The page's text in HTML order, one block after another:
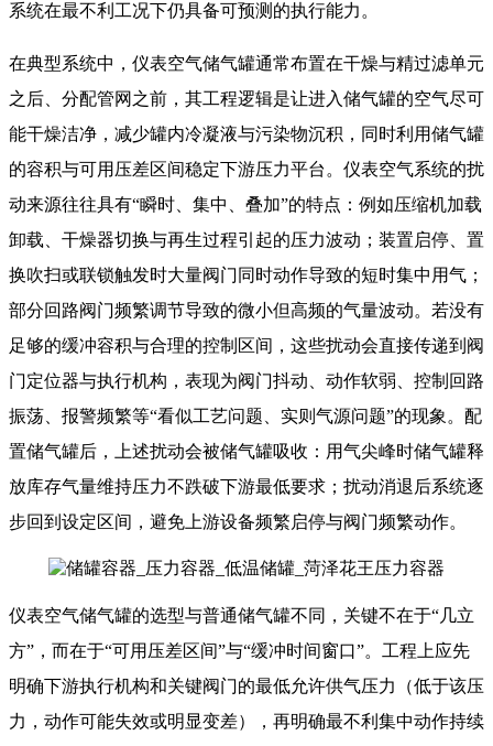
系统在最不利工况下仍具备可预测的执行能力。
在典型系统中，仪表空气储气罐通常布置在干燥与精过滤单元
之后、分配管网之前，其工程逻辑是让进入储气罐的空气尽可
能干燥洁净，减少罐内冷凝液与污染物沉积，同时利用储气罐
的容积与可用压差区间稳定下游压力平台。仪表空气系统的扰
动来源往往具有“瞬时、集中、叠加”的特点：例如压缩机加载
卸载、干燥器切换与再生过程引起的压力波动；装置启停、置
换吹扫或联锁触发时大量阀门同时动作导致的短时集中用气；
部分回路阀门频繁调节导致的微小但高频的气量波动。若没有
足够的缓冲容积与合理的控制区间，这些扰动会直接传递到阀
门定位器与执行机构，表现为阀门抖动、动作软弱、控制回路
振荡、报警频繁等“看似工艺问题、实则气源问题”的现象。配
置储气罐后，上述扰动会被储气罐吸收：用气尖峰时储气罐释
放库存气量维持压力不跌破下游最低要求；扰动消退后系统逐
步回到设定区间，避免上游设备频繁启停与阀门频繁动作。
仪表空气储气罐的选型与普通储气罐不同，关键不在于“几立
方”，而在于“可用压差区间”与“缓冲时间窗口”。工程上应先
明确下游执行机构和关键阀门的最低允许供气压力（低于该压
力，动作可能失效或明显变差），再明确最不利集中动作持续